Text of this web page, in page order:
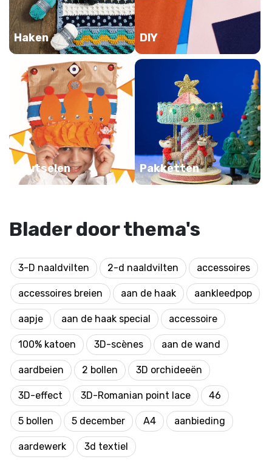
Haken DIY
Knutselen Pakketten
Blader door thema's
3-D naaldvilten 2-d naaldvilten accessoires
accessoires breien aan de haak aankleedpop
aapje aan de haak special accessoire
100% katoen 3D-scènes aan de wand
aardbeien 2 bollen 3D orchideeën
3D-effect 3D-Romanian point lace 46
5 bollen 5 december A4 aanbieding
aardewerk 3d textiel